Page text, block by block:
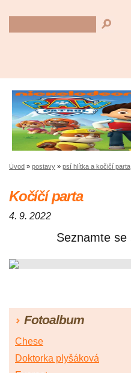
Úvod » postavy » psí hlítka a kočičí parta
Kočíčí parta
4. 9. 2022
Seznamte
Fotoalbum
Chese
Doktorka plyšáková